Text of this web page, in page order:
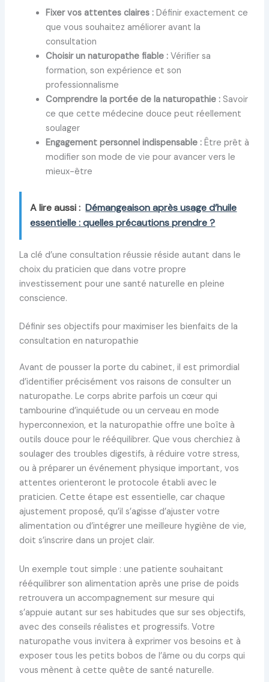
Fixer vos attentes claires :Définir exactement ce
que vous souhaitez améliorer avant la
consultation
Choisir un naturopathe fiable :Vérifier sa
formation, son expérience et son
professionnalisme
Comprendre la portée de la naturopathie :Savoir
ce que cette médecine douce peut réellement
soulager
Engagement personnel indispensable :Être prêt à
modifier son mode de vie pour avancer vers le
mieux-être
A lire aussi : Démangeaison après usage d’huile
essentielle : quelles précautions prendre ?
La clé d’une consultation réussie réside autant dans le
choix du praticien que dans votre propre
investissement pour une santé naturelle en pleine
conscience.
Définir ses objectifs pour maximiser les bienfaits de la
consultation en naturopathie
Avant de pousser la porte du cabinet, il est primordial
d’identifier précisément vos raisons de consulter un
naturopathe. Le corps abrite parfois un cœur qui
tambourine d’inquiétude ou un cerveau en mode
hyperconnexion, et la naturopathie offre une boîte à
outils douce pour le rééquilibrer. Que vous cherchiez à
soulager des troubles digestifs, à réduire votre stress,
ou à préparer un événement physique important, vos
attentes orienteront le protocole établi avec le
praticien. Cette étape est essentielle, car chaque
ajustement proposé, qu’il s’agisse d’ajuster votre
alimentation ou d’intégrer une meilleure hygiène de vie,
doit s’inscrire dans un projet clair.
Un exemple tout simple : une patiente souhaitant
rééquilibrer son alimentation après une prise de poids
retrouvera un accompagnement sur mesure qui
s’appuie autant sur ses habitudes que sur ses objectifs,
avec des conseils réalistes et progressifs. Votre
naturopathe vous invitera à exprimer vos besoins et à
exposer tous les petits bobos de l’âme ou du corps qui
vous mènent à cette quête de santé naturelle.